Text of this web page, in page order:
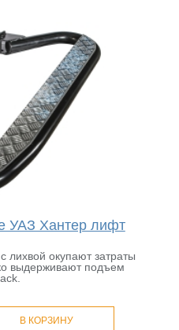
УАЗ Хантер лифт
лихвой окупают затраты
выдерживают подъем
В КОРЗИНУ